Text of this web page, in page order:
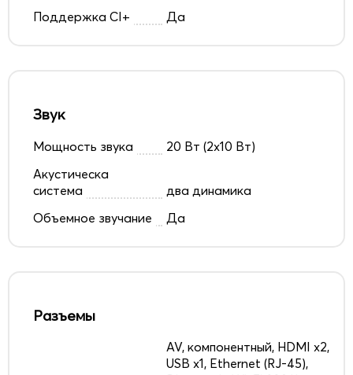
Поддержка CI+
Да
Звук
Мощность звука
20 Вт (2x10 Вт)
Акустическа
система
два динамика
Объемное звучание
Да
Разъемы
AV, компонентный, HDMI x2,
USB x1, Ethernet (RJ-45),